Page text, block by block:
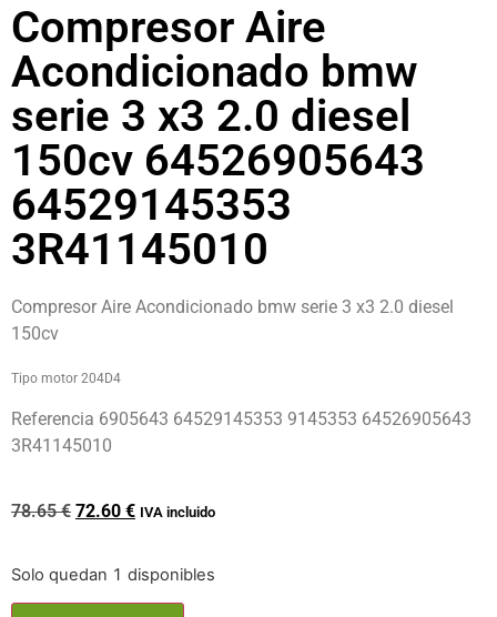
Compresor Aire
Acondicionado bmw
serie 3 x3 2.0 diesel
150cv 64526905643
64529145353
3R41145010
Compresor Aire Acondicionado bmw serie 3 x3 2.0 diesel
150cv
Tipo motor 204D4
Referencia 6905643 64529145353 9145353 64526905643
3R41145010
78.65€ 72.60 € IVA incluido
Solo quedan 1 disponibles